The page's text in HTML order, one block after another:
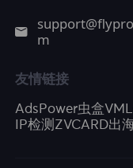
m
友情链接
AdsPower虫盒
IP检测 ZVCARD出